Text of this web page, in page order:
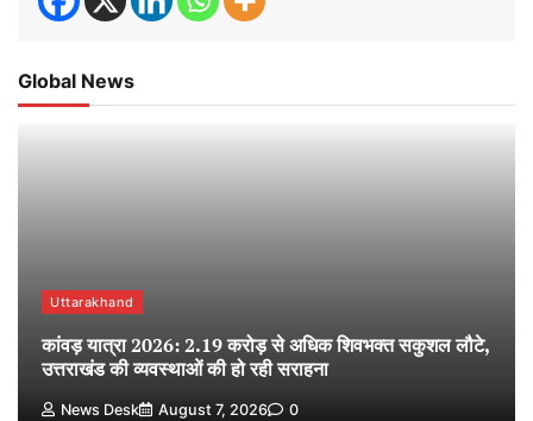
Global News
Uttarakhand
कांवड़ यात्रा 2026: 2.19 करोड़ से अधिक शिवभक्त सकुशल लौटे,
उत्तराखंड की व्यवस्थाओं की हो रही सराहना
News Desk August 7, 2026 0